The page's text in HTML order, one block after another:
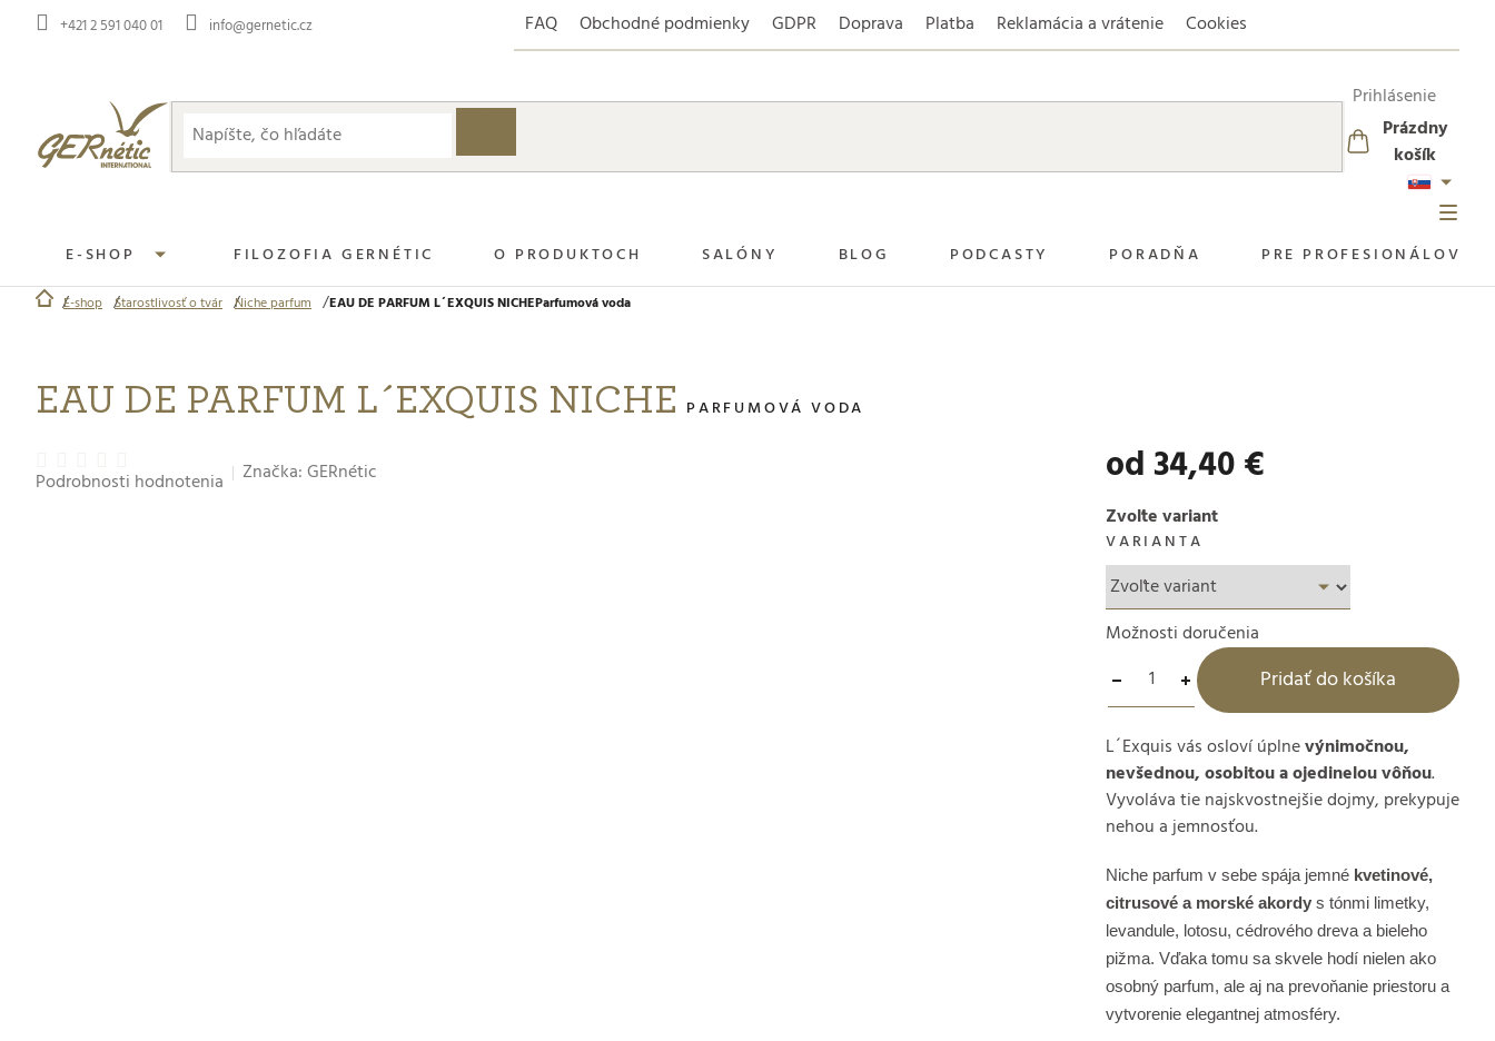
Prejsť
+421 2 591 040 01 info@gernetic.cz FAQ Obchodné podmienky GDPR Doprava Platba Reklamácia a vrátenie Cookies
Prihlásenie
NÁKUPNÝ
KOŠÍK
Prázdny
košík
E-SHOP FILOZOFIA GERNÉTIC O PRODUKTOCH SALÓNY BLOG PODCASTY PORADŇA PRE PROFESIONÁLOV
Domov
E-shop Starostlivosť o tvár Niche parfum EAU DE PARFUM L´EXQUIS NICHEParfumová voda
EAU DE PARFUM L´EXQUIS NICHE PARFUMOVÁ VODA
hodnotenie
Podrobnosti hodnotenia Značka:GERnétic od 34,40 €
Zvoľte variant
VARIANTA
Možnosti doručenia
Pridať do košíka
L´Exquis vás osloví úplnevýnimočnou,
nevšednou, osobitou a ojedinelou vôňou.
Vyvoláva tie najskvostnejšie dojmy, prekypuje
nehou a jemnosťou.
Niche parfum v sebe spája jemné kvetinové,
citrusové a morské akordy s tónmi limetky,
levandule, lotosu, cédrového dreva a bieleho
pižma. Vďaka tomu sa skvele hodí nielen ako
osobný parfum, ale aj na prevoňanie priestoru a
vytvorenie elegantnej atmosféry.